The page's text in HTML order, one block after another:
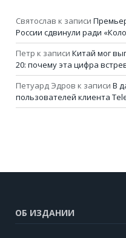
Святослав к записи
России сдвинули ради
Петр к записи Китай мог
20: почему эта цифра
Петуард Эдров к записи В
пользователей клиента
ОБ ИЗДАНИИ